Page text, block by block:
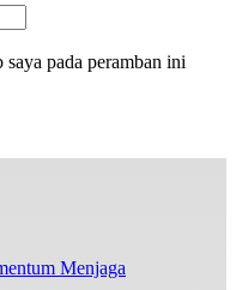
pada peramban ini